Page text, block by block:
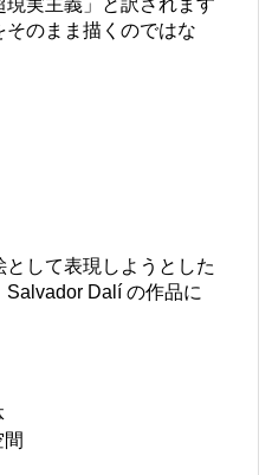
のまま描くのではな
して表現しようとした
Salvador Dalí の作品に